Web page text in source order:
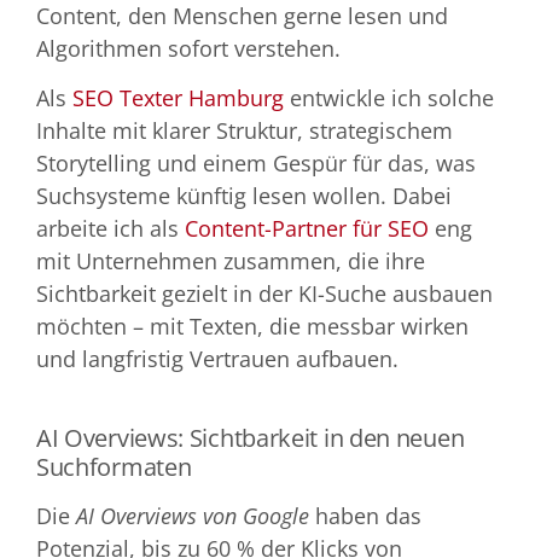
Content, den Menschen gerne lesen und
Algorithmen sofort verstehen.
Als SEO Texter Hamburgentwickle ich solche
Inhalte mit klarer Struktur, strategischem
Storytelling und einem Gespür für das, was
Suchsysteme künftig lesen wollen. Dabei
arbeite ich als Content-Partner für SEO eng
mit Unternehmen zusammen, die ihre
Sichtbarkeit gezielt in der KI-Suche ausbauen
möchten – mit Texten, die messbar wirken
und langfristig Vertrauen aufbauen.
AI Overviews: Sichtbarkeit in den neuen
Suchformaten
DieAI Overviews von Googlehaben das
Potenzial, bis zu 60 % der Klicks von